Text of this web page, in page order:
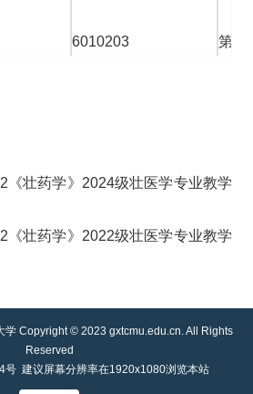
6010203
第
第
《壮药学》2024级壮医学专业教学
《壮药学》2022级壮医学专业教学
学 Copyright © 2023 gxtcmu.edu.cn. All Rights
Reserved
号 建议屏幕分辨率在1920x1080浏览本站